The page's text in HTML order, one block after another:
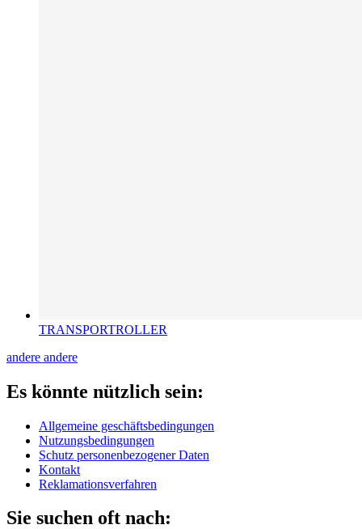
TRANSPORTROLLER
andere andere
Es könnte nützlich sein:
Allgemeine geschäftsbedingungen
Nutzungsbedingungen
Schutz personenbezogener Daten
Kontakt
Reklamationsverfahren
Sie suchen oft nach: